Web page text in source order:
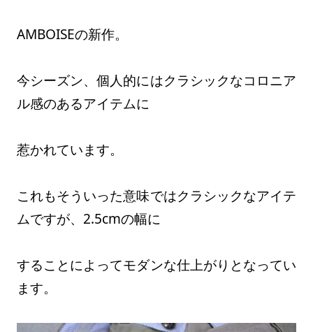
AMBOISEの新作。
今シーズン、個人的にはクラシックなコロニア
ル感のあるアイテムに
惹かれています。
これもそういった意味ではクラシックなアイテ
ムですが、2.5cmの幅に
することによってモダンな仕上がりとなってい
ます。